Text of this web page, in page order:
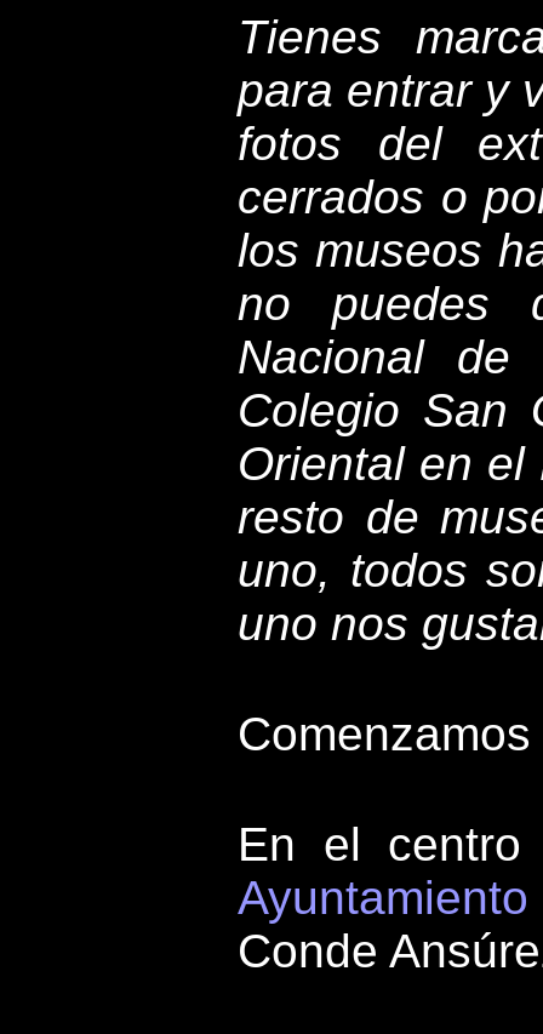
Tienes
para entrar y
fotos del
cerrados o
los museos
no puedes
Nacional
Colegio San
Oriental en
resto de
uno, todos
uno nos
En el
Ayuntamiento
Conde